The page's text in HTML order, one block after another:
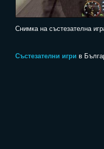
Снимка на състезателна
Състезателни игри в